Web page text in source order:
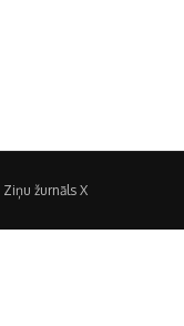
Ziņu žurnāls X